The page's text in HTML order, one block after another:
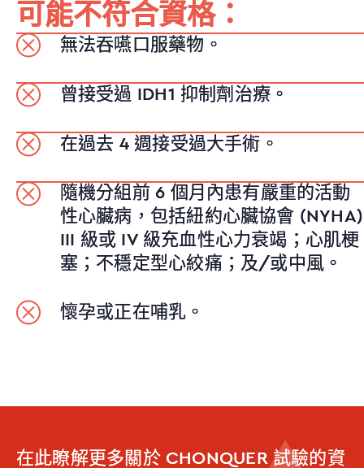
可能不符合資格：
無法吞嚥口服藥物。
曾接受過 IDH1 抑制劑治療。
在過去 4 週接受過大手術。
隨機分組前 6 個月內患有嚴重的活動
性心臟病，包括紐約心臟協會 (NYHA)
III 級或 IV 級充血性心力衰竭；心肌梗
塞；不穩定型心絞痛；及/或中風。
懷孕或正在哺乳。
在此瞭解更多關於 CHONQUER 試驗的資